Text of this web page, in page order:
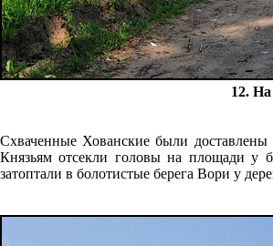
12.
Схваченные Хованские были
Князьям отсекли головы на площади у
затоптали в болотистые берега Вори у